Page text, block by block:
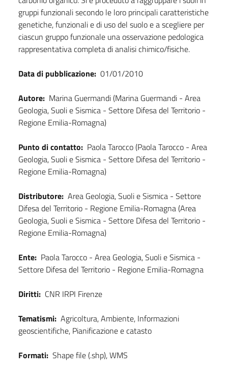
gruppi funzionali secondo le loro principali caratteristiche
genetiche, funzionali e di uso del suolo e a scegliere per
ciascun gruppo funzionale una osservazione pedologica
rappresentativa completa di analisi chimico/fisiche.
Data di pubblicazione: 01/01/2010
Autore: Marina Guermandi (Marina Guermandi - Area
Geologia, Suoli e Sismica - Settore Difesa del Territorio -
Regione Emilia-Romagna)
Punto di contatto: Paola Tarocco (Paola Tarocco - Area
Geologia, Suoli e Sismica - Settore Difesa del Territorio -
Regione Emilia-Romagna)
Distributore: Area Geologia, Suoli e Sismica - Settore
Difesa del Territorio - Regione Emilia-Romagna (Area
Geologia, Suoli e Sismica - Settore Difesa del Territorio -
Regione Emilia-Romagna)
Ente: Paola Tarocco - Area Geologia, Suoli e Sismica -
Settore Difesa del Territorio - Regione Emilia-Romagna
Diritti: CNR IRPI Firenze
Tematismi: Agricoltura, Ambiente, Informazioni
geoscientifiche, Pianificazione e catasto
Formati: Shape file (.shp), WMS